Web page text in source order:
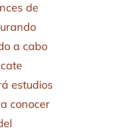
de
a cabo
estudios
conocer